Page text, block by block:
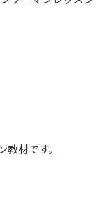
材です。